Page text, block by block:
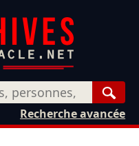
Recherche avancée